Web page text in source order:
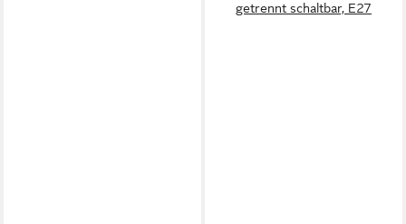
getrennt schaltbar, E27